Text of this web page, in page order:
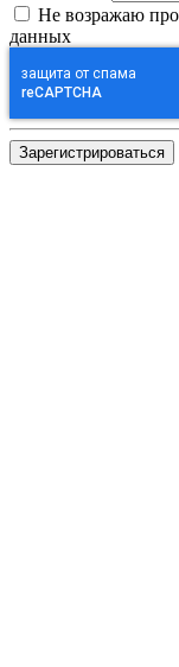
Не возражаю
данных